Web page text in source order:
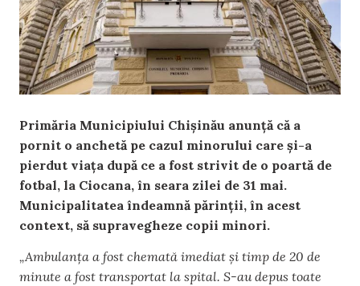
Primăria Municipiului Chișinău anunță că a
pornit o anchetă pe cazul minorului care și-a
pierdut viața după ce a fost strivit de o poartă de
fotbal, la Ciocana, în seara zilei de 31 mai.
Municipalitatea îndeamnă părinții, în acest
context, să supravegheze copii minori.
„Ambulanța a fost chemată imediat și timp de 20 de
minute a fost transportat la spital. S-au depus toate